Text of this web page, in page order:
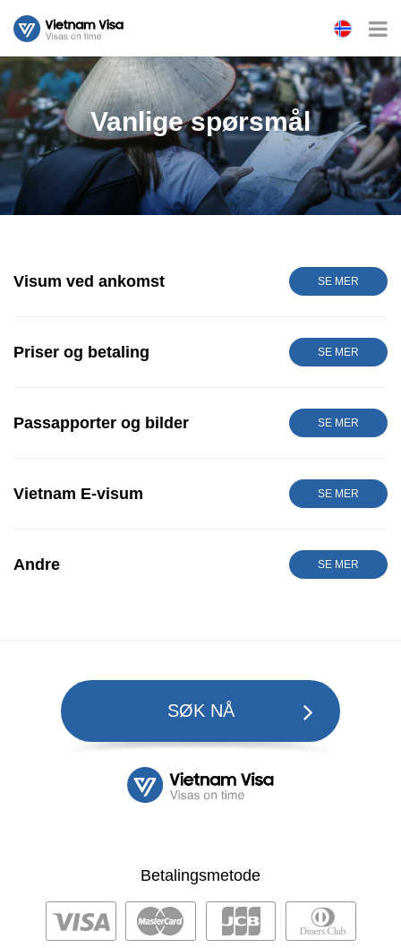
Vanlige spørsmål
Visum ved ankomst SE MER
Priser og betaling SE MER
Passapporter og bilder SE MER
Vietnam E-visum SE MER
Andre SE MER
SØK NÅ
Betalingsmetode